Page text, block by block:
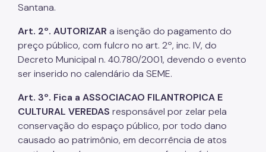
Santana.
Art. 2º. AUTORIZAR a isenção do pagamento do
preço público, com fulcro no art. 2º, inc. IV, do
Decreto Municipal n. 40.780/2001, devendo o evento
ser inserido no calendário da SEME.
Art. 3º. Fica a ASSOCIACAO FILANTROPICA E
CULTURAL VEREDAS responsável por zelar pela
conservação do espaço público, por todo dano
causado ao patrimônio, em decorrência de atos